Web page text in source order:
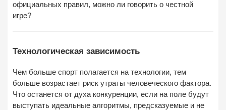
официальных правил, можно ли говорить о честной
игре?
Технологическая зависимость
Чем больше спорт полагается на технологии, тем
больше возрастает риск утраты человеческого фактора.
Что останется от духа конкуренции, если на поле будут
выступать идеальные алгоритмы, предсказуемые и не